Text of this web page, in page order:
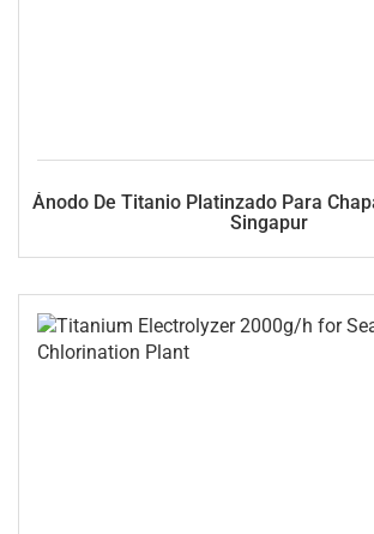
Ánodo De Titanio Platinzado Para
Singapur